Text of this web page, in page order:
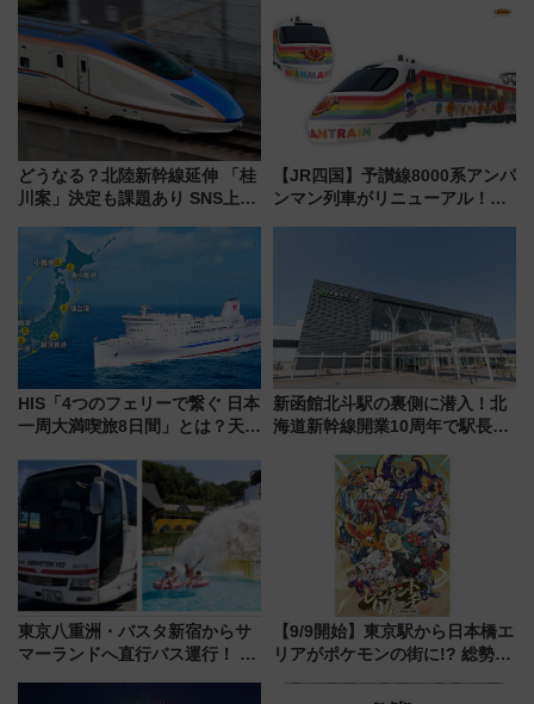
どうなる？北陸新幹線延伸 「桂
川案」決定も課題あり SNS上の
【JR四国】予讃線8000系アンパ
ンマン列車がリニューアル！内
HIS「4つのフェリーで繋ぐ 日本
一周大満喫旅8日間」とは？天橋
の絶景＆限定グルメを網羅！煩
雑な手続きも不要でお手軽に楽
しめるプランが登場
新函館北斗駅の裏側に潜入！北
海道新幹線開業10周年で駅長
ト 参加方法や体験内容を紹介
東京八重洲・バスタ新宿からサ
マーランドへ直行バス運行！ お
推し活を楽しもう！（2026年
【9/9開始】東京駅から日本橋エ
リアがポケモンの街に!? 総勢
リサーチ」本格謎解き・グッズ